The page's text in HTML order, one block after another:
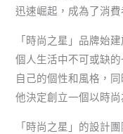
迅速崛起，成為了消
「時尚之星」品牌始
個人生活中不可或缺
自己的個性和風格，
他決定創立一個以時
「時尚之星」的設計